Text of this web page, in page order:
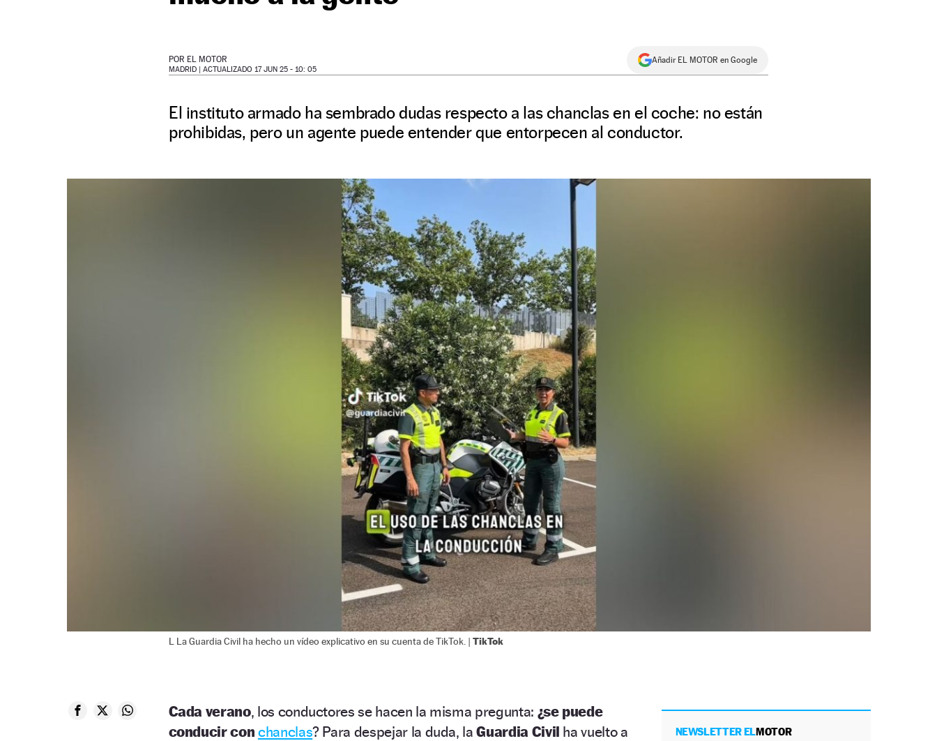
POR EL MOTOR
MADRID | ACTUALIZADO 17 JUN 25 - 10: 05
Añadir EL MOTOR en Google
El instituto armado ha sembrado dudas respecto a las chanclas en el coche: no están
prohibidas, pero un agente puede entender que entorpecen al conductor.
L La Guardia Civil ha hecho un vídeo explicativo en su cuenta de TikTok. | TikTok
Cada verano, los conductores se hacen la misma pregunta: ¿se puede
conducir con chanclas? Para despejar la duda, laGuardia Civil ha vuelto a
NEWSLETTER ELMOTOR